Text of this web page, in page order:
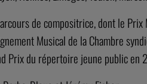
de compositrice, dont le
Musical de la Chambre
Prix du répertoire jeune public